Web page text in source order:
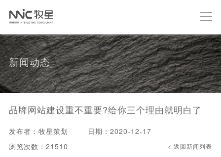
新闻动态
品牌网站建设重不重要?给你三个理由就明白了
发布者：牧星策划
日期：2020-12-17
浏览次数：21510
< 返回新闻列表